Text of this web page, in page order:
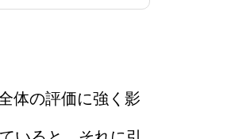
体の評価に強く影